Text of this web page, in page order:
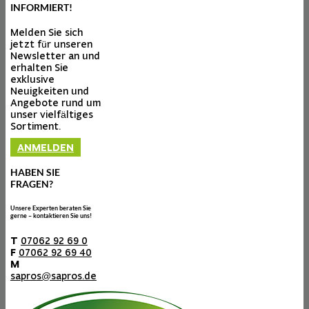
INFORMIERT!
Melden Sie sich
jetzt für unseren
Newsletter an und
erhalten Sie
exklusive
Neuigkeiten und
Angebote rund um
unser vielfältiges
Sortiment.
ANMELDEN
HABEN SIE
FRAGEN?
Unsere Experten beraten Sie
gerne – kontaktieren Sie uns!
T 07062 92 69 0
F 07062 92 69 40
M
sapros@sapros.de